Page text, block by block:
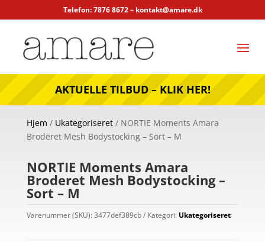
Telefon: 7876 8672 – kontakt@amare.dk
AKTUELLE TILBUD – KLIK HER!
Hjem / Ukategoriseret/ NORTIE Moments Amara
Broderet Mesh Bodystocking – Sort – M
NORTIE Moments Amara
Broderet Mesh Bodystocking –
Sort – M
Varenummer (SKU):3477def389cb Kategori: Ukategoriseret